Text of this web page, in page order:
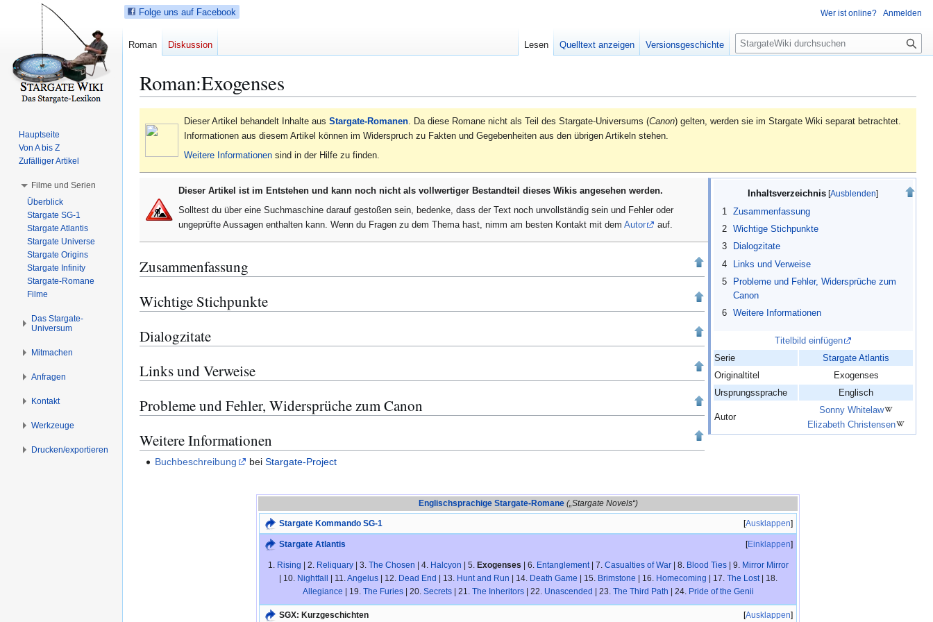
Roman:Exogenses
a
i
n
s
p
r
n
e
u
r
n
g
e
n
Dieser Artikel behandelt Inhalte aus Stargate-Romanen. Da diese Romane nicht als Teil des Stargate-Universums (Canon) gelten, werden sie im Stargate Wiki separat betrachtet.
Informationen aus diesem Artikel können im Widerspruch zu Fakten und Gegebenheiten aus den übrigen Artikeln stehen.
Weitere Informationen sind in der Hilfe zu finden.
Inhaltsverzeichnis
1
Zusammenfassung
2
Wichtige Stichpunkte
3
Dialogzitate
4
Links und Verweise
5
Probleme und Fehler, Widersprüche zum
Canon
6
Weitere Informationen
Titelbild einfügen
Serie
Stargate Atlantis
Originaltitel
Exogenses
Ursprungssprache
Englisch
Autor
Sonny Whitelaw
Elizabeth Christensen
Dieser Artikel ist im Entstehen und kann noch nicht als vollwertiger Bestandteil dieses Wikis angesehen werden.
Solltest du über eine Suchmaschine darauf gestoßen sein, bedenke, dass der Text noch unvollständig sein und Fehler oder
ungeprüfte Aussagen enthalten kann. Wenn du Fragen zu dem Thema hast, nimm am besten Kontakt mit dem Autor auf.
Zusammenfassung
Wichtige Stichpunkte
Dialogzitate
Links und Verweise
Probleme und Fehler, Widersprüche zum Canon
Weitere Informationen
Buchbeschreibung beiStargate-Project
Englischsprachige Stargate-Romane („Stargate Novels“)
Ausklappen
Stargate Kommando SG-1
Einklappen
Stargate Atlantis
1. Rising | 2. Reliquary| 3. The Chosen | 4. Halcyon | 5. Exogenses | 6. Entanglement| 7. Casualties of War| 8. Blood Ties| 9. Mirror Mirror
| 10. Nightfall | 11.Angelus| 12. Dead End | 13. Hunt and Run | 14. Death Game | 15. Brimstone | 16. Homecoming | 17. The Lost| 18.
Allegiance | 19. The Furies| 20. Secrets| 21. The Inheritors| 22. Unascended | 23. The Third Path | 24. Pride of the Genii
Ausklappen
SGX: Kurzgeschichten
Folge uns auf Facebook Wer ist online? Anmelden
Roman Diskussion Lesen Quelltext anzeigen Versionsgeschichte
S
u
e
Hauptseite
Von A bis Z
Zufälliger Artikel
Filme und Serien
Überblick
Stargate SG-1
Stargate Atlantis
Stargate Universe
Stargate Origins
Stargate Infinity
Stargate-Romane
Filme
Das Stargate-
Universum
Mitmachen
Anfragen
Kontakt
Werkzeuge
Drucken/­exportieren